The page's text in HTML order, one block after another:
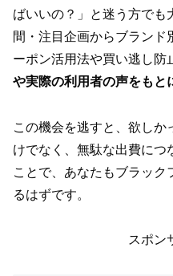
ばいいの？」と迷う方でも
間・注目企画からブランド
ーポン活用法や買い逃し防
や実際の利用者の声をもと
この機会を逃すと、欲し
けでなく、無駄な出費につ
ことで、あなたもブラック
るはずです。
スポン